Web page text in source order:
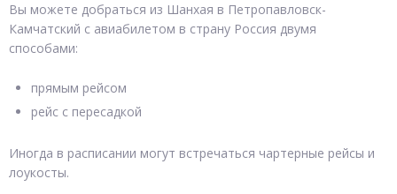
Вы можете добраться из Шанхая в Петропавловск-
Камчатский с авиабилетом в страну Россия двумя
способами:
прямым рейсом
рейс с пересадкой
Иногда в расписании могут встречаться чартерные рейсы и
лоукосты.